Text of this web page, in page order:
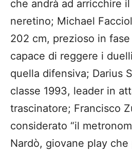
che andrà ad arricchire
neretino; Michael
202 cm, prezioso in
capace di reggere i
quella difensiva; Darius
classe 1993, leader in
trascinatore; Francisco
considerato “il
Nardò, giovane play